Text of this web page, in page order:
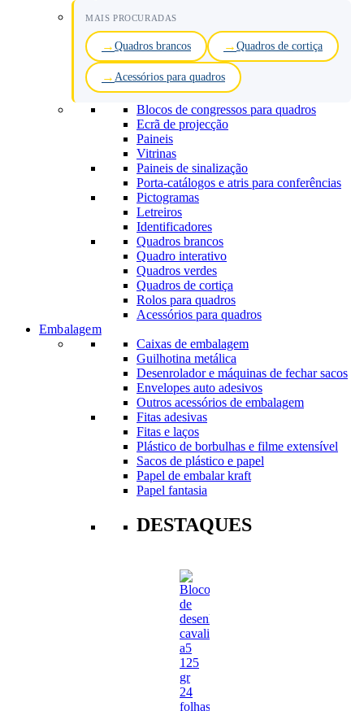
MAIS PROCURADAS
Quadros brancos Quadros de cortiça
Acessórios para quadros
Blocos de congressos para quadros
Ecrã de projecção
Paineis
Vitrinas
Paineis de sinalização
Porta-catálogos e atris para conferências
Pictogramas
Letreiros
Identificadores
Quadros brancos
Quadro interativo
Quadros verdes
Quadros de cortiça
Rolos para quadros
Acessórios para quadros
Embalagem
Caixas de embalagem
Guilhotina metálica
Desenrolador e máquinas de fechar sacos
Envelopes auto adesivos
Outros acessórios de embalagem
Fitas adesivas
Fitas e laços
Plástico de borbulhas e filme extensível
Sacos de plástico e papel
Papel de embalar kraft
Papel fantasia
DESTAQUES